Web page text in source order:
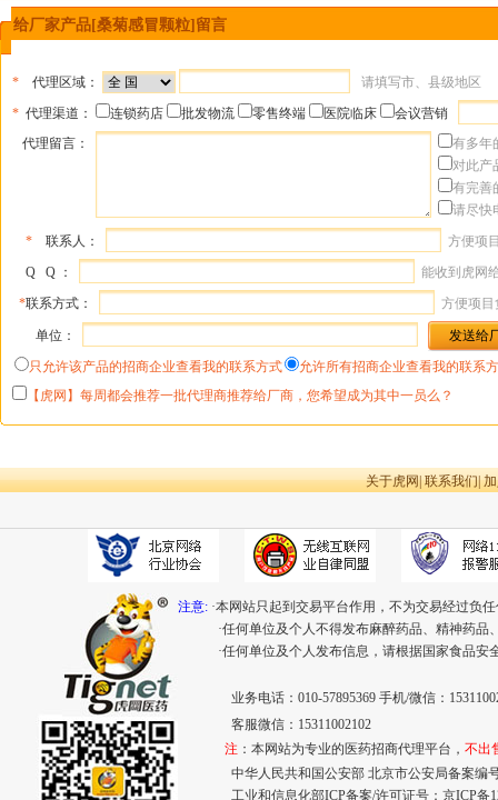
给厂家产品[桑菊感冒颗粒]留言
* 代理区域：
请填写市、县级地区
* 代理渠道： 连锁药店 批发物流 零售终端 医院临床
会议营销
代理留言：
有多年
对此产
有完善
请尽快
* 联系人：
方便项
Q Q ：
能收到虎网
*联系方式： 方便项目
单位：
只允许该产品的招商企业查看我的联系方式
允许所有招商企业查看我的联系
【虎网】每周都会推荐一批代理商推荐给厂商，您希望成为其中一员么？
关于虎网|联系我们|
注意: ·本网站只起到交易平台作用，不为交易经过负
·任何单位及个人不得发布麻醉药品、精神药
·任何单位及个人发布信息，请根据国家食品
业务电话：010-57895369 手机/微信：
客服微信：15311002102
注 ：本网站为专业的医药招商代理平台， 不出
中华人民共和国公安部 北京市公安局备案编
工业和信息化部ICP备案/许可证号： 京ICP备